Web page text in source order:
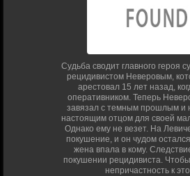
Судьба сводит главного героя
рецидивистом Неверовым,
арестовал 15 лет назад,
оперативником. Теперь
завязал с темным прошлым и
настоящим отцом для своей
Однако ему не везет. На
покушение, и он чудом
жена впала в кому.
покушении рецидивиста.
непричастность к